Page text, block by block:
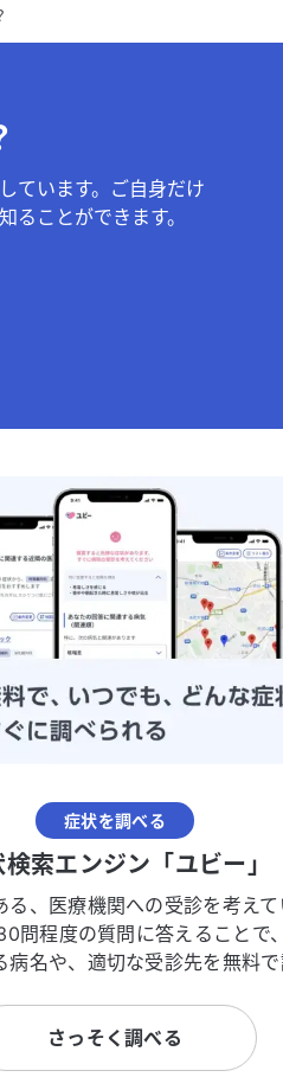
ています。ご自身だけ
ことができます。
症状を調べる
索エンジン「ユビー」
る、医療機関への受診を考え
問程度の質問に答えることで
病名や、適切な受診先を無料で
さっそく調べる